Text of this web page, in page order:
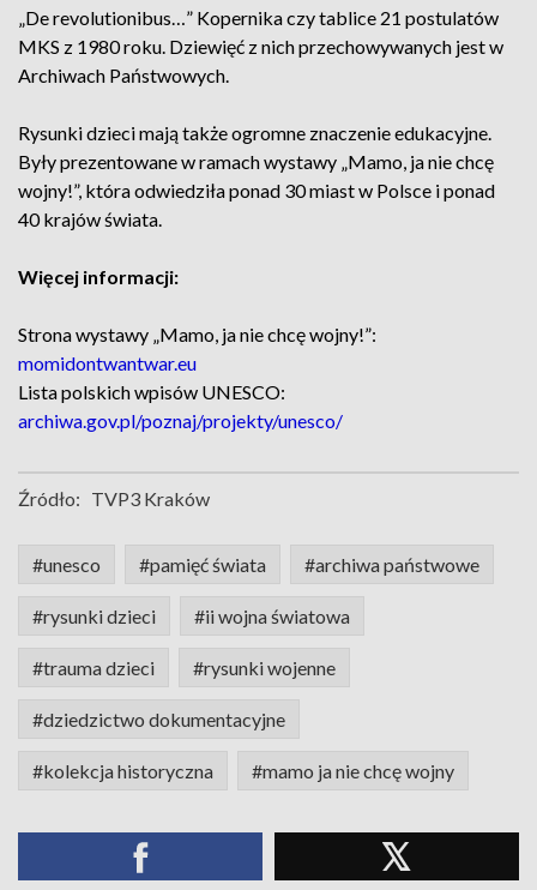
„De revolutionibus…” Kopernika czy tablice 21 postulatów
MKS z 1980 roku. Dziewięć z nich przechowywanych jest w
Archiwach Państwowych.
Rysunki dzieci mają także ogromne znaczenie edukacyjne.
Były prezentowane w ramach wystawy „Mamo, ja nie chcę
wojny!”, która odwiedziła ponad 30 miast w Polsce i ponad
40 krajów świata.
Więcej informacji:
Strona wystawy „Mamo, ja nie chcę wojny!”:
momidontwantwar.eu
Lista polskich wpisów UNESCO:
archiwa.gov.pl/poznaj/projekty/unesco/
Źródło: TVP3 Kraków
#unesco #pamięć świata #archiwa państwowe
#rysunki dzieci #ii wojna światowa
#trauma dzieci #rysunki wojenne
#dziedzictwo dokumentacyjne
#kolekcja historyczna #mamo ja nie chcę wojny